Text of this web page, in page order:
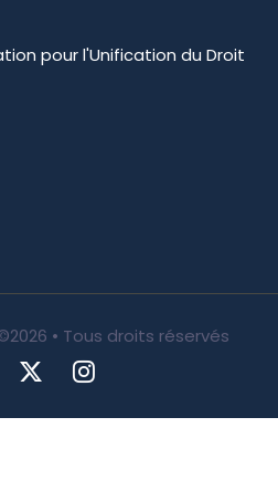
pour l'Unification du Droit
• Tous droits réservés